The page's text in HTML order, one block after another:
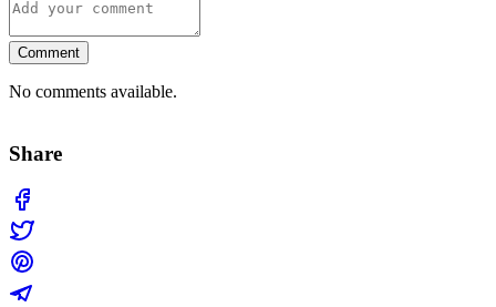
Comment
No comments available.
Share